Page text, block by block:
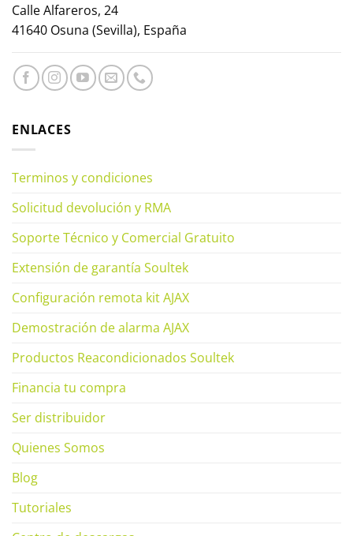
Calle Alfareros, 24
41640 Osuna (Sevilla), España
ENLACES
Terminos y condiciones
Solicitud devolución y RMA
Soporte Técnico y Comercial Gratuito
Extensión de garantía Soultek
Configuración remota kit AJAX
Demostración de alarma AJAX
Productos Reacondicionados Soultek
Financia tu compra
Ser distribuidor
Quienes Somos
Blog
Tutoriales